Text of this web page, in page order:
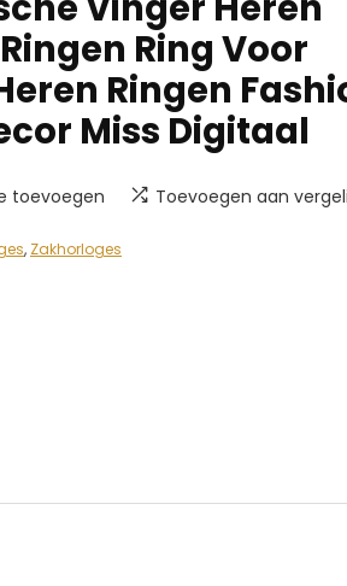
Ring Voor
Ringen
Miss Digitaal
toevoegen Toevoegen aan
, Zakhorloges